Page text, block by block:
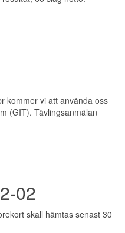
kommer vi att använda oss
(GIT). Tävlingsanmälan
02
skall hämtas senast 30